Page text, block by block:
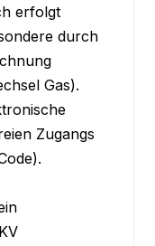
erfolgt
durch
Gas).
Zugangs